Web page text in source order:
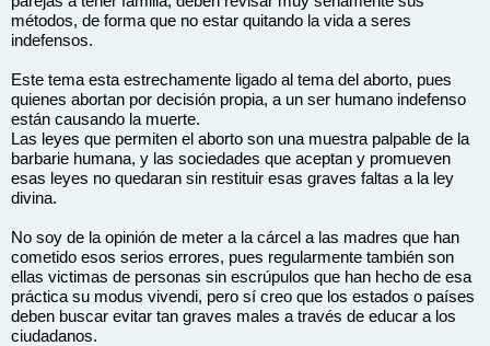
métodos, de forma que no estar quitando la vida a seres
indefensos.
Este tema esta estrechamente ligado al tema del aborto, pues
quienes abortan por decisión propia, a un ser humano indefenso
están causando la muerte.
Las leyes que permiten el aborto son una muestra palpable de la
barbarie humana, y las sociedades que aceptan y promueven
esas leyes no quedaran sin restituir esas graves faltas a la ley
divina.
No soy de la opinión de meter a la cárcel a las madres que han
cometido esos serios errores, pues regularmente también son
ellas victimas de personas sin escrúpulos que han hecho de esa
práctica su modus vivendi, pero sí creo que los estados o países
deben buscar evitar tan graves males a través de educar a los
ciudadanos.